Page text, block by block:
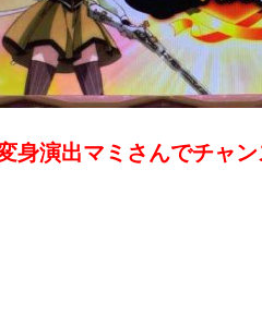
身演出マミさんでチャ